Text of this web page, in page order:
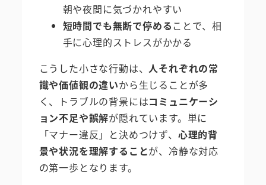
朝や夜間に気づかれやすい
短時間でも無断で停めることで、相
手に心理的ストレスがかかる
こうした小さな行動は、 人それぞれの常
識や価値観の違いから生じることが多
く、トラブルの背景にはコミュニケーシ
ョン不足や誤解が隠れています。単に
「マナー違反」と決めつけず、 心理的背
景や状況を理解することが、冷静な対応
の第一歩となります。